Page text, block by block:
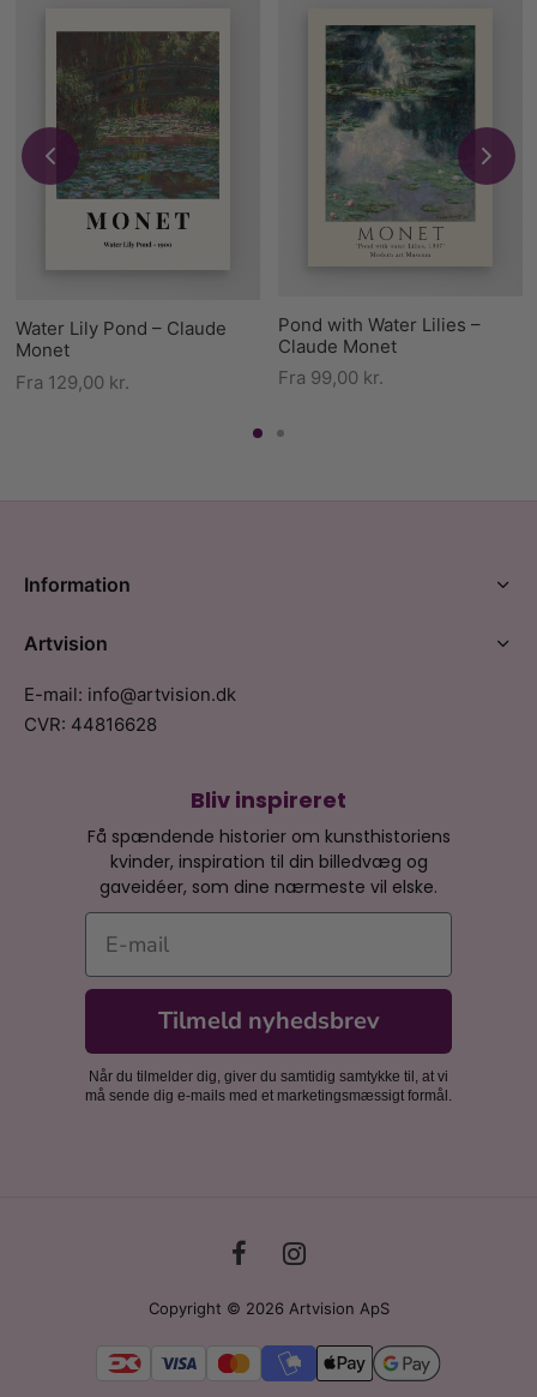
Water Lily Pond – Claude
Monet
Fra 129,00 kr.
Pond with Water Lilies –
Claude Monet
Fra 99,00 kr.
Bliv inspireret
Få spændende historier om kunsthistoriens
kvinder, inspiration til din billedvæg og
gaveidéer, som dine nærmeste vil elske.
E-mail
Tilmeld nyhedsbrev
Når du tilmelder dig, giver du samtidig samtykke til, at vi
må sende dig e-mails med et marketingsmæssigt formål.
Information
Artvision
E-mail: info@artvision.dk
CVR: 44816628
Copyright © 2026 Artvision ApS